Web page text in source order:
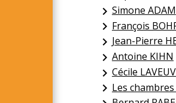
keyboard_arrow_right Simone ADAM
keyboard_arrow_right François
keyboard_arrow_rightJean-Pierre
keyboard_arrow_right Antoine KIHN
keyboard_arrow_right Cécile
keyboard_arrow_right Les